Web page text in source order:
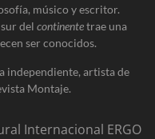
músico y escritor.
delcontinentetrae una
ser conocidos.
independiente, artista de
Montaje.
Internacional ERGO